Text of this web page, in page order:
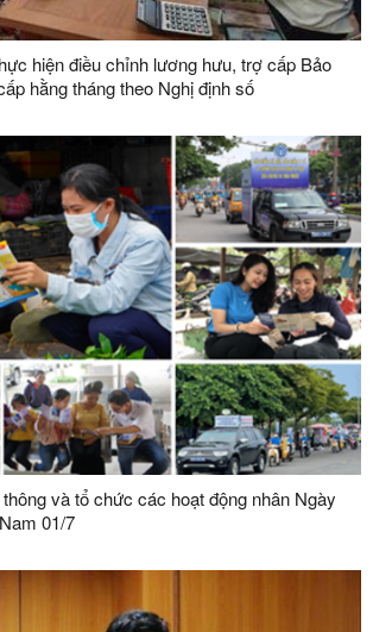
hiện điều chỉnh lương hưu, trợ cấp Bảo
hằng tháng theo Nghị định số
và tổ chức các hoạt động nhân Ngày
01/7